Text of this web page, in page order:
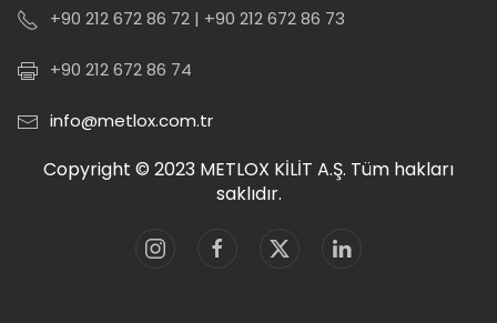
+90 212 672 86 72 | +90 212 672 86 73
+90 212 672 86 74
info@metlox.com.tr
Copyright © 2023 METLOX KİLİT A.Ş. Tüm hakları
saklıdır.